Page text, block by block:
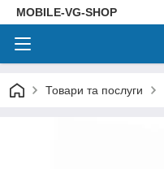
MOBILE-VG-SHOP
Товари та послуги